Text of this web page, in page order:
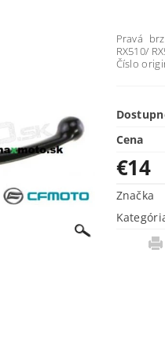
Pravá
RX510/
Číslo
Cena
€14
Značka